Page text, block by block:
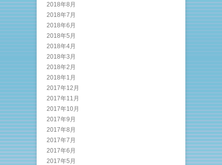
2018年8月
2018年7月
2018年6月
2018年5月
2018年4月
2018年3月
2018年2月
2018年1月
2017年12月
2017年11月
2017年10月
2017年9月
2017年8月
2017年7月
2017年6月
2017年5月